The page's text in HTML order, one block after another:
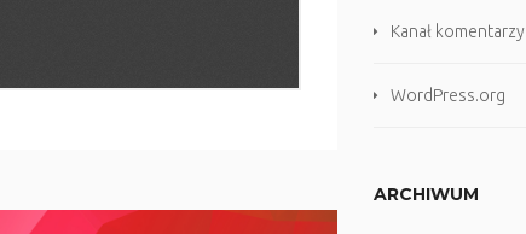
Kanał komentarzy
WordPress.org
ARCHIWUM